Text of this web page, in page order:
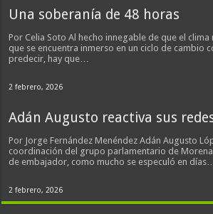
Una soberanía de 48 horas
Por Celia Soto Al hecho innegable de que el
que se encuentra inmerso en un ciclo de cambio
predecir, hay que…
2 febrero, 2026
Adán Augusto reactiva sus
Por Jorge Fernández Menéndez Adán Augusto
coordinación del grupo parlamentario de Morena
de embajador, como mucho se especuló en días…
2 febrero, 2026